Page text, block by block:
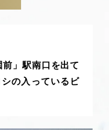
」駅南口を出て
の入っているビ